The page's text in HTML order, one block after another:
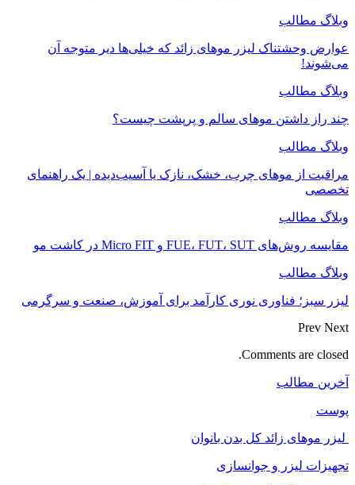
وبلاگ مطالب
عوارض وحشتناک لیزر موهای زائد که خیلی‌ها دیر متوجه آن
می‌شوند!
وبلاگ مطالب
چند راز داشتن موهای سالم و پرپشت چیست؟
وبلاگ مطالب
مراقبت از موهای چرب، خشک، نازک یا آسیب‌دیده | یک راهنمای
تخصصی
وبلاگ مطالب
مقایسه روش‌های FUE، FUT، SUT و Micro FIT در کاشت مو
وبلاگ مطالب
لیزر سبز؛ فناوری نوری کارآمد برای آموزش، صنعت و سرگرمی
Prev Next
Comments are closed.
آخرین مطالب
پوست
لیزر موهای زائد کل بدن بانوان
تجهیزات لیزر و جوانسازی